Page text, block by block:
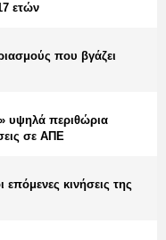
ετών
που βγάζει
υψηλά περιθώρια
σε ΑΠΕ
κινήσεις της